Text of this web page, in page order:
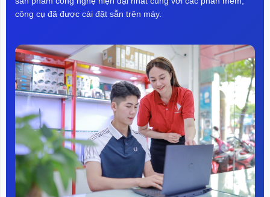
Đặc biệt, ở chế độ cạnh tranh Tivi Xiaomi S85 Mini LED
làm mới siêu nhanh 240Hz. Giúp những thước phim
hành động hay chơi game trở nên đặc sắc hơn bao giờ
hết.
4K 144Hz: Tốc độ làm mới
4K 120Hz: Bù động MEMC
240Hz: Chế độ cạnh tranh
Nhiều thuật toán xử lý hình ảnh thông
minh
Thuật toán nâng cao độ tương phản được tự phát triển
công cụ đã được cài đặt sẵn trên máy.